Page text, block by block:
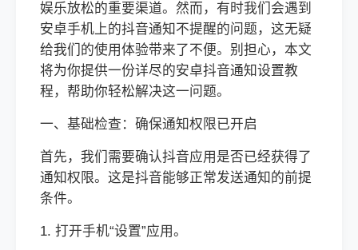
娱乐放松的重要渠道。然而，有时我们会遇到
安卓手机上的抖音通知不提醒的问题，这无疑
给我们的使用体验带来了不便。别担心，本文
将为你提供一份详尽的安卓抖音通知设置教
程，帮助你轻松解决这一问题。
一、基础检查：确保通知权限已开启
首先，我们需要确认抖音应用是否已经获得了
通知权限。这是抖音能够正常发送通知的前提
条件。
1. 打开手机“设置”应用。